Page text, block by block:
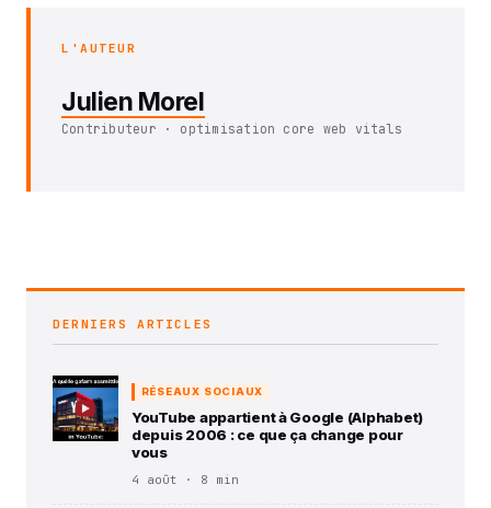
L'AUTEUR
Julien Morel
Contributeur · optimisation core web vitals
DERNIERS ARTICLES
RÉSEAUX SOCIAUX
YouTube appartient à Google (Alphabet)
depuis 2006 : ce que ça change pour
vous
4 août · 8 min